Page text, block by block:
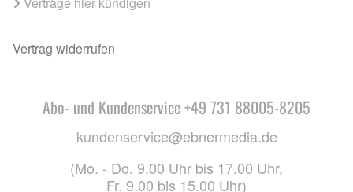
Vertrag widerrufen
Abo- und Kundenservice +49 731 88005-8205
kundenservice@ebnermedia.de
(Mo. - Do. 9.00 Uhr bis 17.00 Uhr,
Fr. 9.00 bis 15.00 Uhr)